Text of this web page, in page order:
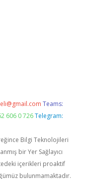
Teams:
606 0 726 Telegram:
Bilgi Teknolojileri
bir Yer Sağlayıcı
içerikleri proaktif
bulunmamaktadır.